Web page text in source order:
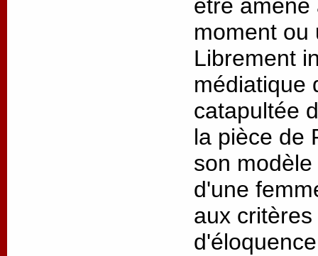
être amené
moment ou
Librement
médiatique
catapultée
la pièce de
son
d'une
aux